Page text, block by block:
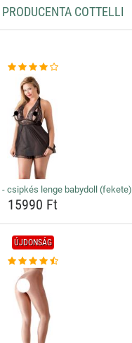
COTTELLI
- csipkés lenge babydoll (fekete)
15990 Ft
ÚJDONSÁG